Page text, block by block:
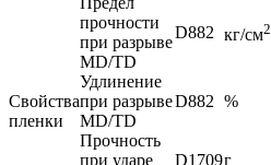
Свойства
пленки
прочности
при разрыве
MD/TD
D882 кг/см2
Удлинение
при разрыве
MD/TD
D882 %
Прочность
при ударе
D1709г